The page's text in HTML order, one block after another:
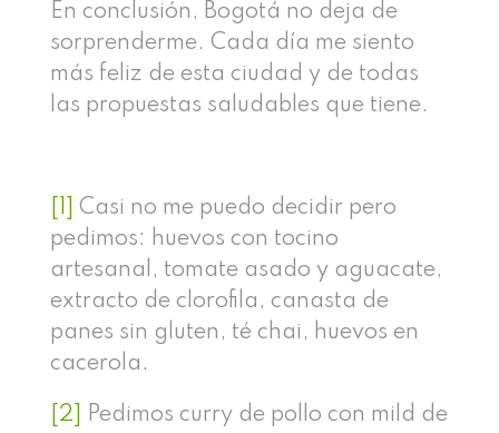
En conclusión, Bogotá no deja de
sorprenderme. Cada día me siento
más feliz de esta ciudad y de todas
las propuestas saludables que tiene.
Casi no me puedo decidir pero
pedimos: huevos con tocino
artesanal, tomate asado y aguacate,
extracto de clorofila, canasta de
panes sin gluten, té chai, huevos en
cacerola.
[2]
Pedimos curry de pollo con mild de